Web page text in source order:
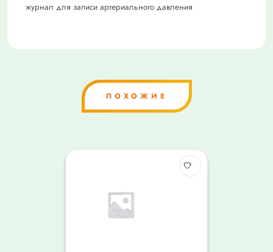
журнал для записи артериального давления
ПОХОЖИЕ